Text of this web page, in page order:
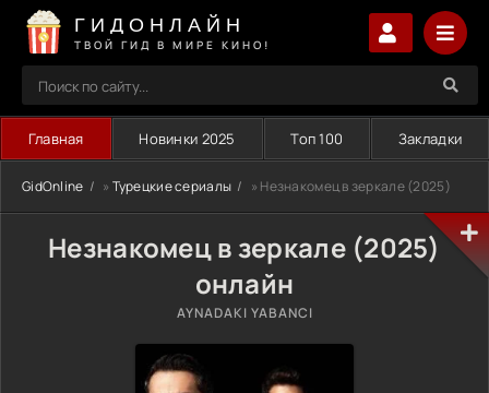
ГИДОНЛАЙН
ТВОЙ ГИД В МИРЕ КИНО!
Главная Новинки 2025 Топ 100 Закладки
GidOnline » Турецкие сериалы » Незнакомец в зеркале (2025)
Незнакомец в зеркале (2025)
онлайн
AYNADAKI YABANCI